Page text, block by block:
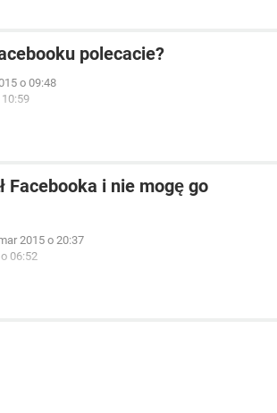
polecacie?
o 09:48
Facebooka i nie mogę go
2015 o 20:37
06:52